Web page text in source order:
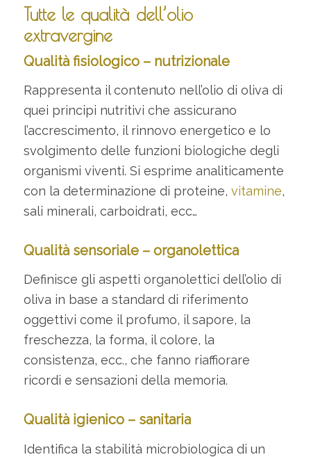
Tutte le qualità dell’olio
extravergine
Qualità fisiologico – nutrizionale
Rappresenta il contenuto nell’olio di oliva di
quei principi nutritivi che assicurano
l’accrescimento, il rinnovo energetico e lo
svolgimento delle funzioni biologiche degli
organismi viventi. Si esprime analiticamente
con la determinazione di proteine, vitamine,
sali minerali, carboidrati, ecc…
Qualità sensoriale – organolettica
Definisce gli aspetti organolettici dell’olio di
oliva in base a standard di riferimento
oggettivi come il profumo, il sapore, la
freschezza, la forma, il colore, la
consistenza, ecc., che fanno riaffiorare
ricordi e sensazioni della memoria.
Qualità igienico – sanitaria
Identifica la stabilità microbiologica di un